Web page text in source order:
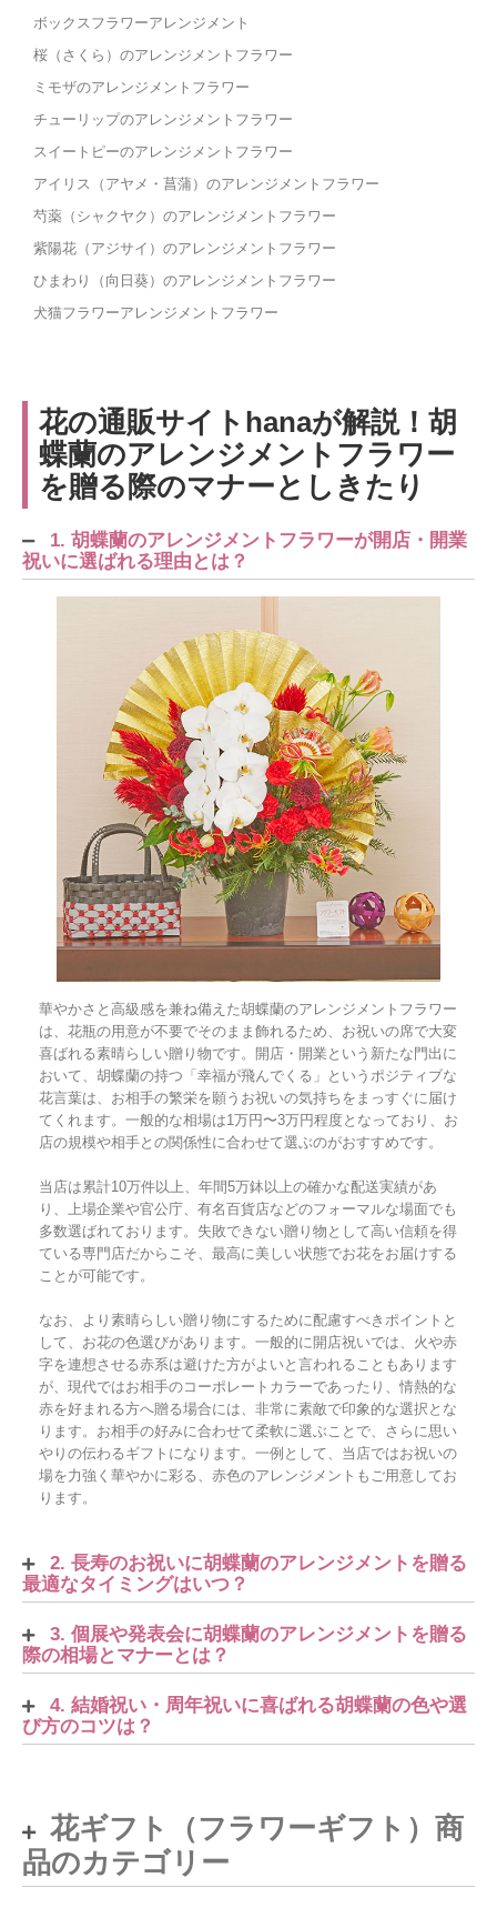
ボックスフラワーアレンジメント
桜（さくら）のアレンジメントフラワー
ミモザのアレンジメントフラワー
チューリップのアレンジメントフラワー
スイートピーのアレンジメントフラワー
アイリス（アヤメ・菖蒲）のアレンジメントフラワー
芍薬（シャクヤク）のアレンジメントフラワー
紫陽花（アジサイ）のアレンジメントフラワー
ひまわり（向日葵）のアレンジメントフラワー
犬猫フラワーアレンジメントフラワー
花の通販サイトhanaが解説！胡
蝶蘭のアレンジメントフラワー
を贈る際のマナーとしきたり
1. 胡蝶蘭のアレンジメントフラワーが開店・開業
祝いに選ばれる理由とは？
華やかさと高級感を兼ね備えた胡蝶蘭のアレンジメントフラワー
は、花瓶の用意が不要でそのまま飾れるため、お祝いの席で大変
喜ばれる素晴らしい贈り物です。開店・開業という新たな門出に
おいて、胡蝶蘭の持つ「幸福が飛んでくる」というポジティブな
花言葉は、お相手の繁栄を願うお祝いの気持ちをまっすぐに届け
てくれます。一般的な相場は1万円〜3万円程度となっており、お
店の規模や相手との関係性に合わせて選ぶのがおすすめです。
当店は累計10万件以上、年間5万鉢以上の確かな配送実績があ
り、上場企業や官公庁、有名百貨店などのフォーマルな場面でも
多数選ばれております。失敗できない贈り物として高い信頼を得
ている専門店だからこそ、最高に美しい状態でお花をお届けする
ことが可能です。
なお、より素晴らしい贈り物にするために配慮すべきポイントと
して、お花の色選びがあります。一般的に開店祝いでは、火や赤
字を連想させる赤系は避けた方がよいと言われることもあります
が、現代ではお相手のコーポレートカラーであったり、情熱的な
赤を好まれる方へ贈る場合には、非常に素敵で印象的な選択とな
ります。お相手の好みに合わせて柔軟に選ぶことで、さらに思い
やりの伝わるギフトになります。一例として、当店ではお祝いの
場を力強く華やかに彩る、赤色のアレンジメントもご用意してお
ります。
2. 長寿のお祝いに胡蝶蘭のアレンジメントを贈る
最適なタイミングはいつ？
3. 個展や発表会に胡蝶蘭のアレンジメントを贈る
際の相場とマナーとは？
4. 結婚祝い・周年祝いに喜ばれる胡蝶蘭の色や選
び方のコツは？
花ギフト（フラワーギフト）商
品のカテゴリー